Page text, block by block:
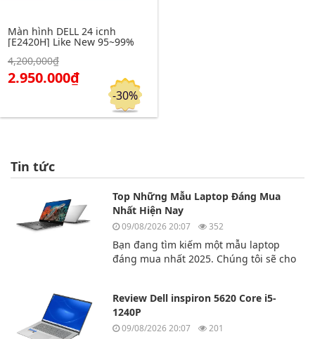
Màn hình DELL 24 icnh
[E2420H] Like New 95~99%
4,200,000₫
2.950.000₫
-30%
Tin tức
Top Những Mẫu Laptop Đáng Mua
Nhất Hiện Nay
09/08/2026 20:07 352
Bạn đang tìm kiếm một mẫu laptop
đáng mua nhất 2025. Chúng tôi sẽ cho
Review Dell inspiron 5620 Core i5-
1240P
09/08/2026 20:07 201